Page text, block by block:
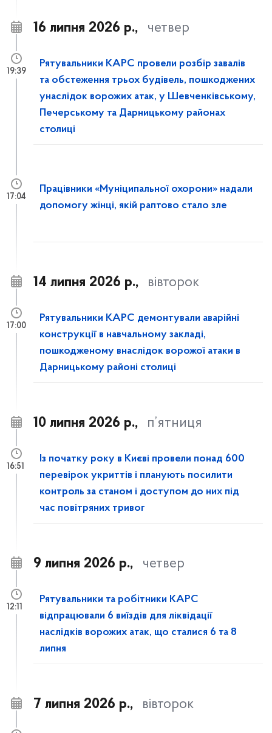
16 липня 2026 р., четвер
Рятувальники КАРС провели розбір завалів
та обстеження трьох будівель, пошкоджених
унаслідок ворожих атак, у Шевченківському,
Печерському та Дарницькому районах
столиці
19:39
Працівники «Муніципальної охорони» надали
допомогу жінці, якій раптово стало зле
17:04
14 липня 2026 р., вівторок
Рятувальники КАРС демонтували аварійні
конструкції в навчальному закладі,
пошкодженому внаслідок ворожої атаки в
Дарницькому районі столиці
17:00
10 липня 2026 р., п’ятниця
Із початку року в Києві провели понад 600
перевірок укриттів і планують посилити
контроль за станом і доступом до них під
час повітряних тривог
16:51
9 липня 2026 р., четвер
Рятувальники та робітники КАРС
відпрацювали 6 виїздів для ліквідації
наслідків ворожих атак, що сталися 6 та 8
липня
12:11
7 липня 2026 р., вівторок